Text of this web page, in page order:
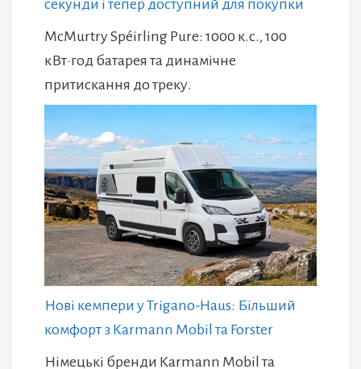
секунди і тепер доступний для покупки
McMurtry Spéirling Pure: 1000 к.с., 100
кВт·год батарея та динамічне
притискання до треку.
Нові кемпери у Trigano-Haus: Більший
комфорт з Karmann Mobil та Forster
Німецькі бренди Karmann Mobil та